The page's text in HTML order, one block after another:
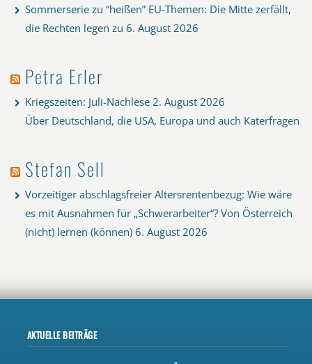
Sommerserie zu “heißen” EU-Themen: Die Mitte zerfällt,
die Rechten legen zu 6. August 2026
Petra Erler
Kriegszeiten: Juli-Nachlese 2. August 2026
Über Deutschland, die USA, Europa und auch Katerfragen
Stefan Sell
Vorzeitiger abschlagsfreier Altersrentenbezug: Wie wäre
es mit Ausnahmen für „Schwerarbeiter“? Von Österreich
(nicht) lernen (können) 6. August 2026
AKTUELLE BEITRÄGE